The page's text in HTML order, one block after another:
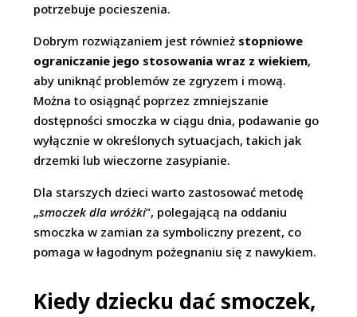
potrzebuje pocieszenia.
Dobrym rozwiązaniem jest również stopniowe
ograniczanie jego stosowania wraz z wiekiem,
aby uniknąć problemów ze zgryzem i mową.
Można to osiągnąć poprzez zmniejszanie
dostępności smoczka w ciągu dnia, podawanie go
wyłącznie w określonych sytuacjach, takich jak
drzemki lub wieczorne zasypianie.
Dla starszych dzieci warto zastosować metodę
„smoczek dla wróżki”, polegającą na oddaniu
smoczka w zamian za symboliczny prezent, co
pomaga w łagodnym pożegnaniu się z nawykiem.
Kiedy dziecku dać smoczek,